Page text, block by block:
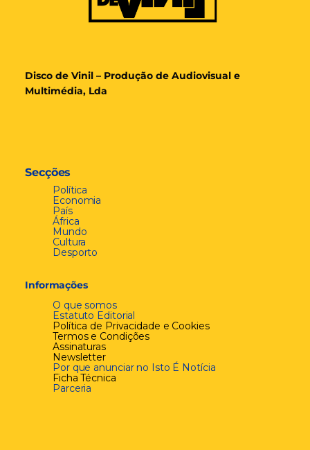
Disco de Vinil – Produção de Audiovisual e
Multimédia, Lda
Secções
Política
Economia
País
África
Mundo
Cultura
Desporto
Informações
O que somos
Estatuto Editorial
Política de Privacidade e Cookies
Termos e Condições
Assinaturas
Newsletter
Por que anunciar no Isto É Notícia
Ficha Técnica
Parceria